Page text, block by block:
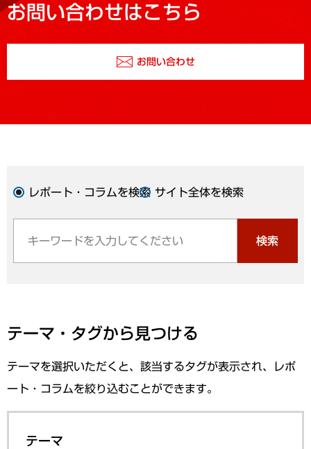
お問い合わせはこちら
お問い合わせ
レポート・コラムを検索 サイト全体を検索
検索
テーマ・タグから見つける
テーマを選択いただくと、該当するタグが表示され、レポ
ート・コラムを絞り込むことができます。
テーマ